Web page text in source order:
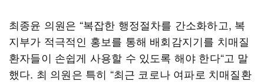
최종윤 의원은 “복잡한 행정절차를 간소화하고, 복
지부가 적극적인 홍보를 통해 배회감지기를 치매질
환자들이 손쉽게 사용할 수 있도록 해야 한다“고 말
했다. 최 의원은 특히 “최근 코로나 여파로 치매질환